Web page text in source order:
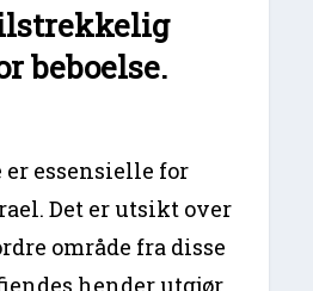
beboelse.
er essensielle for
Det er utsikt over
område fra disse
hender utgjør